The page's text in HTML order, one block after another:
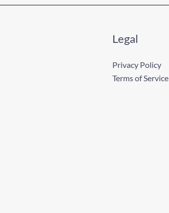
Legal
Privacy Policy
Terms of Service